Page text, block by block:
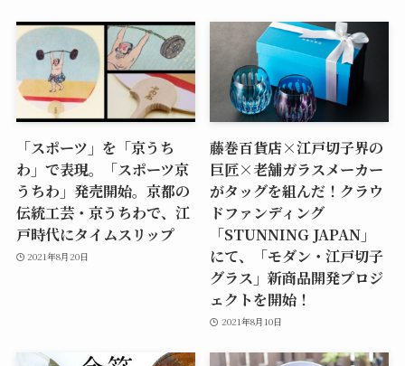
「スポーツ」を「京うち
わ」で表現。「スポーツ京
うちわ」発売開始。京都の
伝統工芸・京うちわで、江
戸時代にタイムスリップ
2021年8月20日
藤巻百貨店×江戸切子界の
巨匠×老舗ガラスメーカー
がタッグを組んだ！クラウ
ドファンディング
「STUNNING JAPAN」
にて、「モダン・江戸切子
グラス」新商品開発プロジ
ェクトを開始！
2021年8月10日